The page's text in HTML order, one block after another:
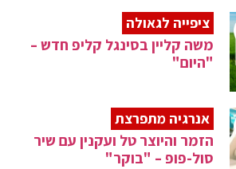
ציפייה לגאולה
משה קליין בסינגל קליפ חדש –
"היום"
אנרגיה מתפרצת
הזמר והיוצר טל ועקנין עם שיר
סול-פופ – "בוקר"